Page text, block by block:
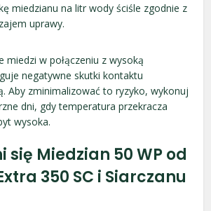
miedzianu na litr wody ściśle zgodnie z
uprawy.
miedzi w połączeniu z wysoką
negatywne skutki kontaktu
Aby zminimalizować to ryzyko, wykonuj
dni, gdy temperatura przekracza
wysoka.
się Miedzian 50 WP od
350 SC i Siarczanu